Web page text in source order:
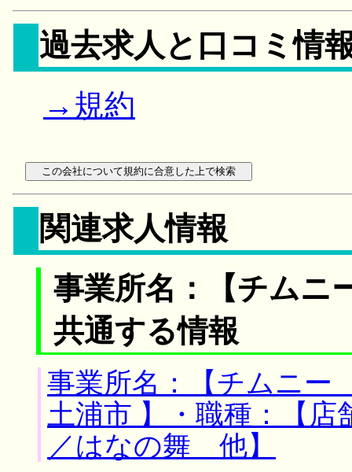
過去求人と口コミ情
→規約
関連求人情報
事業所名：【チム
共通する情報
事業所名：【チムニ
土浦市 】・職種：【店
／はなの舞 他】